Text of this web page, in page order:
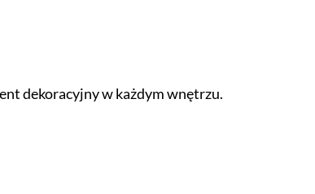
dekoracyjny w każdym wnętrzu.